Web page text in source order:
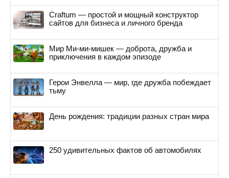
Craftum — простой и мощный конструктор
сайтов для бизнеса и личного бренда
Мир Ми-ми-мишек — доброта, дружба и
приключения в каждом эпизоде
Герои Энвелла — мир, где дружба побеждает
тьму
День рождения: традиции разных стран мира
250 удивительных фактов об автомобилях